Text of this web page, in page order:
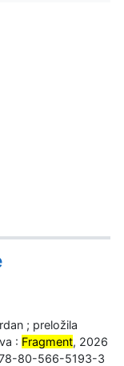
; preložila
: Fragment, 2026
80-566-5193-3